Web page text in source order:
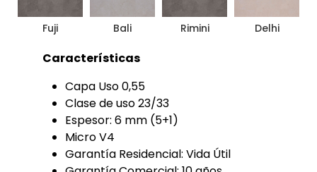
Fuji Bali Rimini Delhi
Características
Capa Uso 0,55
Clase de uso 23/33
Espesor: 6 mm (5+1)
Micro V4
Garantía Residencial: Vida Útil